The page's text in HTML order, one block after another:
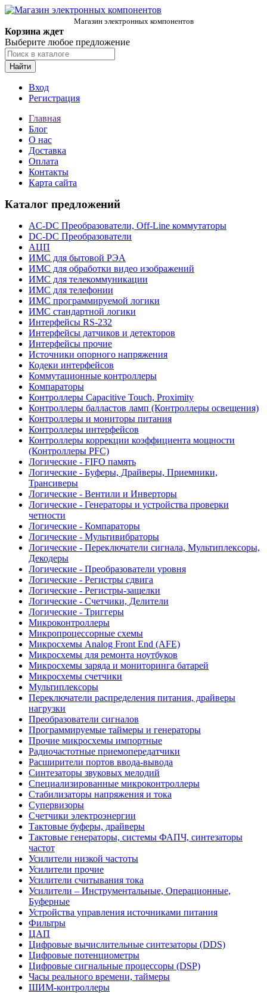
Магазин электронных компонентов
Корзина ждет
Выберите любое предложение
Найти
Вход
Регистрация
Главная
Блог
О нас
Доставка
Оплата
Контакты
Карта сайта
Каталог предложений
AC-DC Преобразователи, Off-Line коммутаторы
DC-DC Преобразователи
АЦП
ИМС для бытовой РЭА
ИМС для обработки видео изображений
ИМС для телекоммуникации
ИМС для телефонии
ИМС программируемой логики
ИМС стандартной логики
Интерфейсы RS-232
Интерфейсы датчиков и детекторов
Интерфейсы прочие
Источники опорного напряжения
Кодеки интерфейсов
Коммутационные контроллеры
Компараторы
Контроллеры Capacitive Touch, Proximity
Контроллеры балластов ламп (Контроллеры освещения)
Контроллеры и мониторы питания
Контроллеры интерфейсов
Контроллеры коррекции коэффициента мощности
(Контроллеры PFC)
Логические - FIFO память
Логические - Буферы, Драйверы, Приемники,
Трансиверы
Логические - Вентили и Инверторы
Логические - Генераторы и устройства проверки
четности
Логические - Компараторы
Логические - Мультивибраторы
Логические - Переключатели сигнала, Мультиплексоры,
Декодеры
Логические - Преобразователи уровня
Логические - Регистры сдвига
Логические - Регистры-защелки
Логические - Счетчики, Делители
Логические - Триггеры
Микроконтроллеры
Микропроцессорные схемы
Микросхемы Analog Front End (AFE)
Микросхемы для ремонта ноутбуков
Микросхемы заряда и мониторинга батарей
Микросхемы счетчики
Мультиплексоры
Переключатели распределения питания, драйверы
нагрузки
Преобразователи сигналов
Программируемые таймеры и генераторы
Прочие микросхемы импортные
Радиочастотные приемопередатчики
Расширители портов ввода-вывода
Синтезаторы звуковых мелодий
Специализированные микроконтроллеры
Стабилизаторы напряжения и тока
Супервизоры
Счетчики электроэнергии
Тактовые буферы, драйверы
Тактовые генераторы, системы ФАПЧ, синтезаторы
частот
Усилители низкой частоты
Усилители прочие
Усилители считывания тока
Усилители – Инструментальные, Операционные,
Буферные
Устройства управления источниками питания
Фильтры
ЦАП
Цифровые вычислительные синтезаторы (DDS)
Цифровые потенциометры
Цифровые сигнальные процессоры (DSP)
Часы реального времени, таймеры
ШИМ-контроллеры